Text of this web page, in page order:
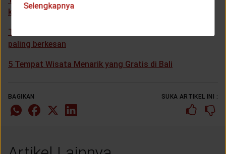
koper kita
Tips rencanakan solo trip sekali seumur hidup yang
paling berkesan
5 Tempat Wisata Menarik yang Gratis di Bali
BAGIKAN SUKA ARTIKEL INI :
Selengkapnya